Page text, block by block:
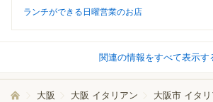
ランチができる日曜営業のお店
関連の情報をすべて表示す
大阪 大阪 イタリアン 大阪市 イタ